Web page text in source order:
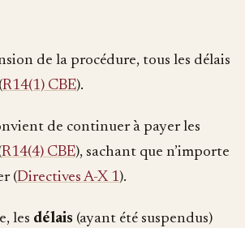
de la procédure, tous les délais
R14(1) CBE).
de continuer à payer les
R14(4) CBE), sachant que n’importe
(Directives A-X 1).
les délais (ayant été suspendus)